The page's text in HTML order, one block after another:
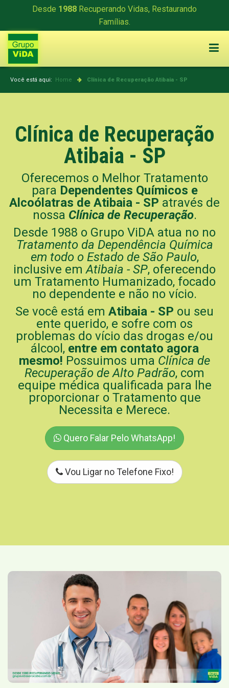
Desde 1988 Recuperando Vidas, Restaurando
Famílias.
Você está aqui: Home Clínica de Recuperação Atibaia - SP
Clínica de Recuperação
Atibaia - SP
Oferecemos o Melhor Tratamento
para Dependentes Químicos e
Alcoólatras de Atibaia - SP através de
nossa Clínica de Recuperação.
Desde 1988 o Grupo ViDA atua no no
Tratamento da Dependência Química
em todo o Estado de São Paulo,
inclusive emAtibaia - SP, oferecendo
um Tratamento Humanizado, focado
no dependente e não no vício.
Se você está em Atibaia - SP ou seu
ente querido, e sofre com os
problemas do vício das drogas e/ou
álcool, entre em contato agora
mesmo! Possuimos uma Clínica de
Recuperação de Alto Padrão, com
equipe médica qualificada para lhe
proporcionar o Tratamento que
Necessita e Merece.
Quero Falar Pelo WhatsApp!
Vou Ligar no Telefone Fixo!